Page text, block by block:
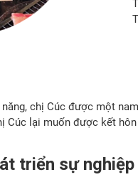
chị Cúc được một
Cúc lại muốn được kết
triển sự